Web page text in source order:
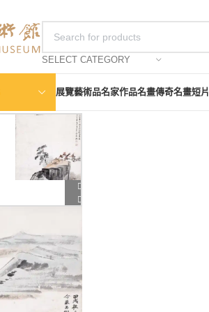
SELECT CATEGORY
展覽藝術品名家作品名畫傳奇名畫短片